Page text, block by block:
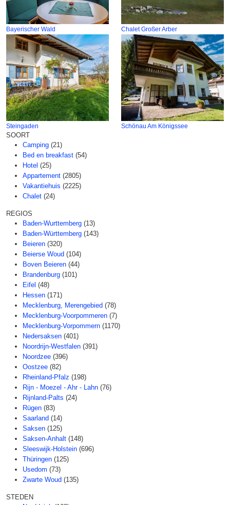
Bayerischer Wald Chalet Großer Arber
Steingaden Schönau Am Königssee
SOORT
Camping (21)
Bed en breakfast (54)
Hotel (25)
Appartement (2805)
Vakantiehuis (2225)
Chalet (24)
REGIOS
Baden-Wurttemberg (13)
Baden-Württemberg (143)
Beieren (320)
Beierse Woud (104)
Boven Beieren (44)
Brandenburg (101)
Eifel (48)
Hessen (171)
Mecklenburg, Merengebied (78)
Mecklenburg-Voorpommeren (7)
Mecklenburg-Vorpommern (1170)
Nedersaksen (401)
Noordrijn-Westfalen (391)
Noordzee (396)
Oostzee (82)
Rheinland-Pfalz (198)
Rijn - Moezel - Ahr - Lahn (76)
Rijnland-Palts (24)
Rügen (83)
Saarland (14)
Saksen (125)
Saksen-Anhalt (148)
Sleeswijk-Holstein (696)
Thüringen (125)
Usedom (73)
Zwarte Woud (135)
STEDEN